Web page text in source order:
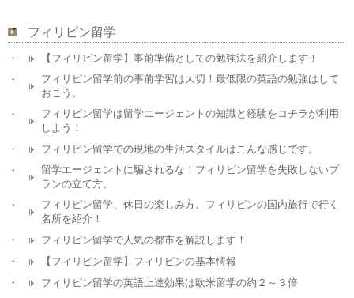
フィリピン留学
【フィリピン留学】事前準備としての勉強法を紹介します！
フィリピン留学前の事前学習は大切！最低限の英語の勉強はして
おこう。
フィリピン留学は留学エージェントの知識と経験をコチラが利用
しよう！
フィリピン留学での現地の生活スタイルはこんな感じです。
留学エージェントに騙されるな！フィリピン留学を失敗しないプ
ランの立て方。
フィリピン留学、休日の楽しみ方。フィリピンの国内旅行で行く
名所を紹介！
フィリピン留学で人気の都市を解説します！
【フィリピン留学】フィリピンの基本情報
フィリピン留学の英語上達効果は欧米留学の約２～３倍